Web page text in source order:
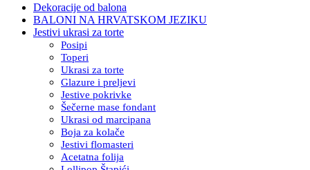
Dekoracije od balona
BALONI NA HRVATSKOM JEZIKU
Jestivi ukrasi za torte
Posipi
Toperi
Ukrasi za torte
Glazure i preljevi
Jestive pokrivke
Šečerne mase fondant
Ukrasi od marcipana
Boja za kolače
Jestivi flomasteri
Acetatna folija